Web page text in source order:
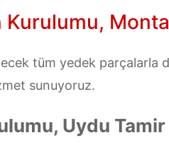
tüm yedek parçalarla
sunuyoruz.
Uydu